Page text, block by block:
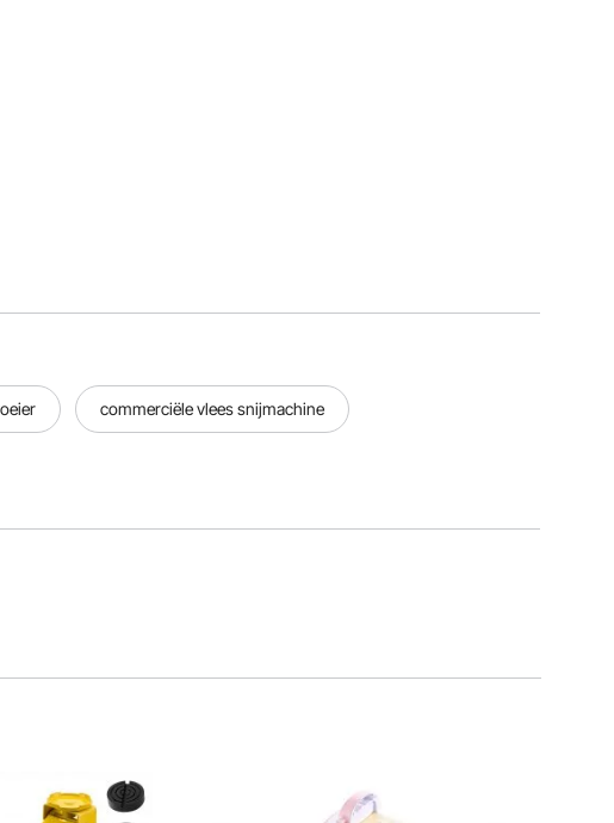
commerciële vlees snijmachine